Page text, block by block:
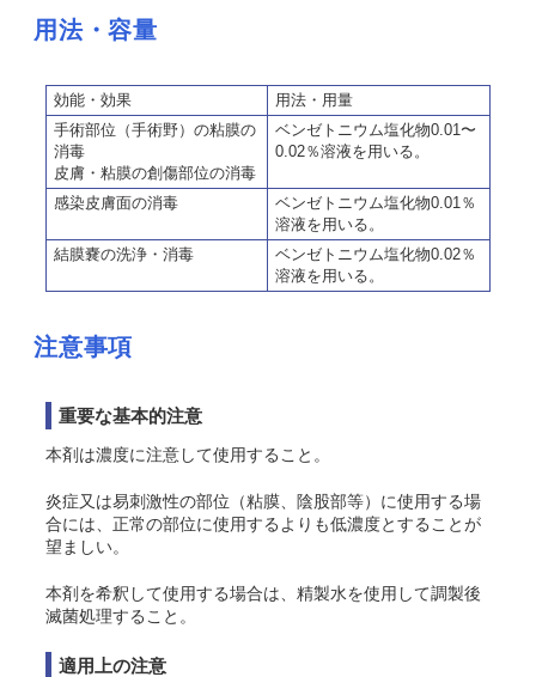
用法・容量
効能・効果
用法・用量
手術部位（手術野）の粘膜の
消毒
皮膚・粘膜の創傷部位の消毒
ベンゼトニウム塩化物0.01〜
0.02％溶液を用いる。
感染皮膚面の消毒
ベンゼトニウム塩化物0.01％
溶液を用いる。
結膜嚢の洗浄・消毒
ベンゼトニウム塩化物0.02％
溶液を用いる。
注意事項
重要な基本的注意
本剤は濃度に注意して使用すること。
炎症又は易刺激性の部位（粘膜、陰股部等）に使用する場
合には、正常の部位に使用するよりも低濃度とすることが
望ましい。
本剤を希釈して使用する場合は、精製水を使用して調製後
滅菌処理すること。
適用上の注意